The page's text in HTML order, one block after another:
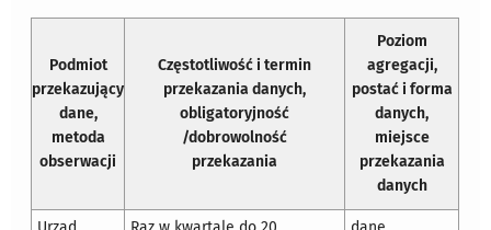
Podmiot
przekazujący
dane,
metoda
obserwacji
Częstotliwość i termin
przekazania danych,
obligatoryjność
/dobrowolność
przekazania
Poziom
agregacji,
postać i forma
danych,
miejsce
przekazania
danych